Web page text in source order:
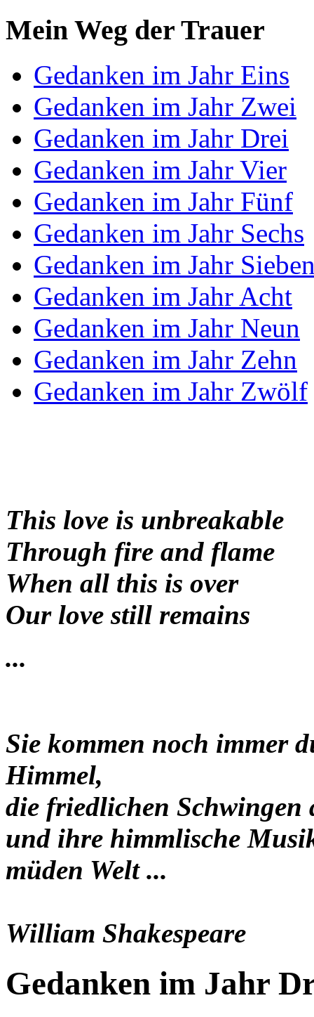
Mein Weg der Trauer
Gedanken im Jahr Eins
Gedanken im Jahr Zwei
Gedanken im Jahr Drei
Gedanken im Jahr Vier
Gedanken im Jahr Fünf
Gedanken im Jahr Sechs
Gedanken im Jahr
Gedanken im Jahr Acht
Gedanken im Jahr Neun
Gedanken im Jahr Zehn
Gedanken im Jahr Zwölf
This love is unbreakable
Through fire and flame
When all this is over
Our love still remains
...
Sie kommen noch immer
Himmel,
die friedlichen Schwingen
und ihre himmlische
müden Welt ...
William Shakespeare
Gedanken im Jahr